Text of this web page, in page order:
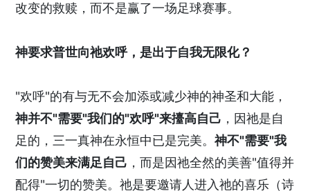
改变的救赎，而不是赢了一场足球赛事。
神要求普世向祂欢呼，是出于自我无限化？
"欢呼"的有与无不会加添或减少神的神圣和大能，
神并不"需要"我们的"欢呼"来擡高自己 ，因祂是自
足的，三一真神在永恒中已是完美。神不"需要"我
们的赞美来满足自己 ，而是因祂全然的美善"值得并
配得"一切的赞美。祂是要邀请人进入祂的喜乐（诗